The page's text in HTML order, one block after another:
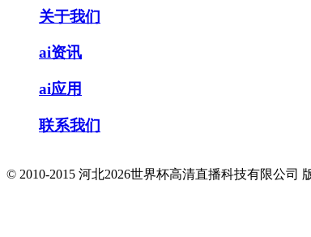
关于我们
ai资讯
ai应用
联系我们
© 2010-2015 河北2026世界杯高清直播科技有限公司